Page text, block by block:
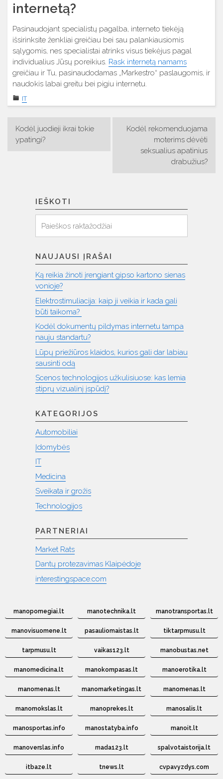
internetą?
Pasinaudojant specialistų pagalba, interneto tiekėją
išsirinksite ženkliai greičiau bei sau palankiausiomis
sąlygomis, nes specialistai atrinks visus tiekėjus pagal
individualius Jūsų poreikius. Rask internetą namams
greičiau ir Tu, pasinaudodamas „Markestro“ paslaugomis, ir
naudokis labai greitu bei pigiu internetu.
IT
Navigacija
tarp
Kodėl juodieji ikrai tokie
ypatingi?
Kodėl rekomenduojama
moterims dėvėti
seksualius apatinius
drabužius?
IEŠKOTI
Ieškoti
NAUJAUSI ĮRAŠAI
Ką reikia žinoti įrengiant gipso kartono sienas
vonioje?
Elektrostimuliacija: kaip ji veikia ir kada gali
būti taikoma?
Kodėl dokumentų pildymas internetu tampa
nauju standartu?
Lūpų priežiūros klaidos, kurios gali dar labiau
sausinti odą
Scenos technologijos užkulisiuose: kas lemia
stiprų vizualinį įspūdį?
KATEGORIJOS
Automobiliai
Įdomybės
IT
Medicina
Sveikata ir grožis
Technologijos
PARTNERIAI
Market Rats
Dantų protezavimas Klaipėdoje
interestingspace.com
manopomegiai.lt manotechnika.lt manotransportas.lt
manovisuomene.lt pasauliomaistas.lt tiktarpmusu.lt
tarpmusu.lt vaikas123.lt manobustas.net
manomedicina.lt manokompasas.lt manoerotika.lt
manomenas.lt manomarketingas.lt manomenas.lt
manomokslas.lt manoprekes.lt manosalis.lt
manosportas.info manostatyba.info manoit.lt
manoverslas.info mada123.lt spalvotaistorija.lt
itbaze.lt tnews.lt cvpavyzdys.com